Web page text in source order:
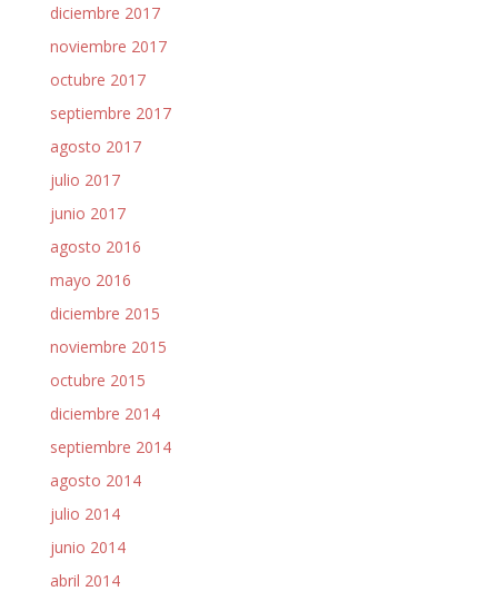
diciembre 2017
noviembre 2017
octubre 2017
septiembre 2017
agosto 2017
julio 2017
junio 2017
agosto 2016
mayo 2016
diciembre 2015
noviembre 2015
octubre 2015
diciembre 2014
septiembre 2014
agosto 2014
julio 2014
junio 2014
abril 2014